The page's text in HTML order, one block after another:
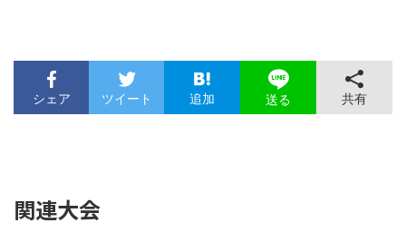
シェア ツイート 追加 送る 共有
関連大会